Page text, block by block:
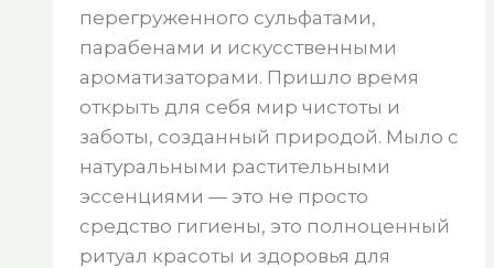
перегруженного сульфатами,
парабенами и искусственными
ароматизаторами. Пришло время
открыть для себя мир чистоты и
заботы, созданный природой. Мыло с
натуральными растительными
эссенциями — это не просто
средство гигиены, это полноценный
ритуал красоты и здоровья для